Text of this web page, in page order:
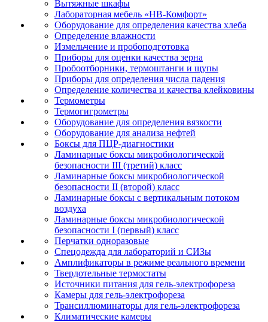
Вытяжные шкафы
Лабораторная мебель «НВ-Комфорт»
Оборудование для определения качества хлеба
Определение влажности
Измельчение и пробоподготовка
Приборы для оценки качества зерна
Пробоотборники, термоштанги и щупы
Приборы для определения числа падения
Определение количества и качества клейковины
Термометры
Термогигрометры
Оборудование для определения вязкости
Оборудование для анализа нефтей
Боксы для ПЦР-диагностики
Ламинарные боксы микробиологической
безопасности III (третий) класс
Ламинарные боксы микробиологической
безопасности II (второй) класс
Ламинарные боксы с вертикальным потоком
воздуха
Ламинарные боксы микробиологической
безопасности I (первый) класс
Перчатки одноразовые
Спецодежда для лабораторий и СИЗы
Амплификаторы в режиме реального времени
Твердотельные термостаты
Источники питания для гель-электрофореза
Камеры для гель-электрофореза
Трансиллюминаторы для гель-электрофореза
Климатические камеры